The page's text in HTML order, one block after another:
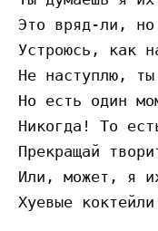
Это вряд-ли,
Устроюсь, как
Не наступлю,
Но есть один
Никогда! То
Прекращай
Или, может, я
Хуевые